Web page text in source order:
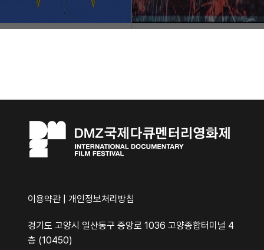
이용약관 개인정보처리방침
경기도 고양시 일산동구 중앙로 1036 고양종합터미널 4
층 (10450)